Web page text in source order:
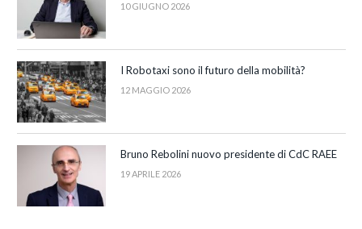
10 GIUGNO 2026
I Robotaxi sono il futuro della mobilità?
12 MAGGIO 2026
Bruno Rebolini nuovo presidente di CdC RAEE
19 APRILE 2026